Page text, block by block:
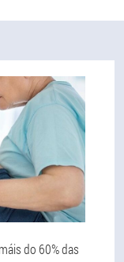
do 60% das